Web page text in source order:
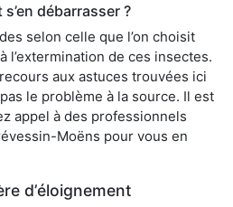
débarrasser ?
selon celle que l’on choisit
l’extermination de ces insectes.
aux astuces trouvées ici
le problème à la source. Il est
appel à des professionnels
Moëns pour vous en
d’éloignement